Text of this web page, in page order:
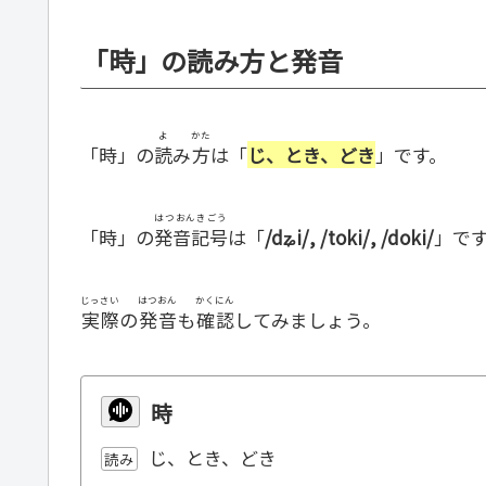
「時」の読み方と発音
「時」の読
よ
み方
かた
は「じ、とき、どき 」です。
「時」の発音記号
はつおんきごう
は「/dʑi/, /toki/, /doki/」で
実際
じっさい
の発音
はつおん
も確認
かくにん
してみましょう。
時
読み
じ、とき、どき